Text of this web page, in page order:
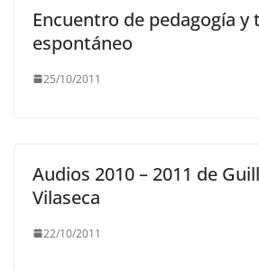
Encuentro de pedagogía y
espontáneo
25/10/2011
Audios 2010 – 2011 de
Vilaseca
22/10/2011